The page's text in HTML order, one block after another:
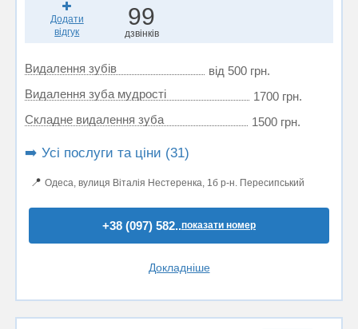
Додати
відгук
99
дзвінків
Видалення зубів
від 500 грн.
Видалення зуба мудрості
1700 грн.
Складне видалення зуба
1500 грн.
➡️ Усі послуги та ціни (31)
📍 Одеса, вулиця Віталія Нестеренка, 1б р-н. Пересипський
+38 (097) 582..показати номер
Докладніше